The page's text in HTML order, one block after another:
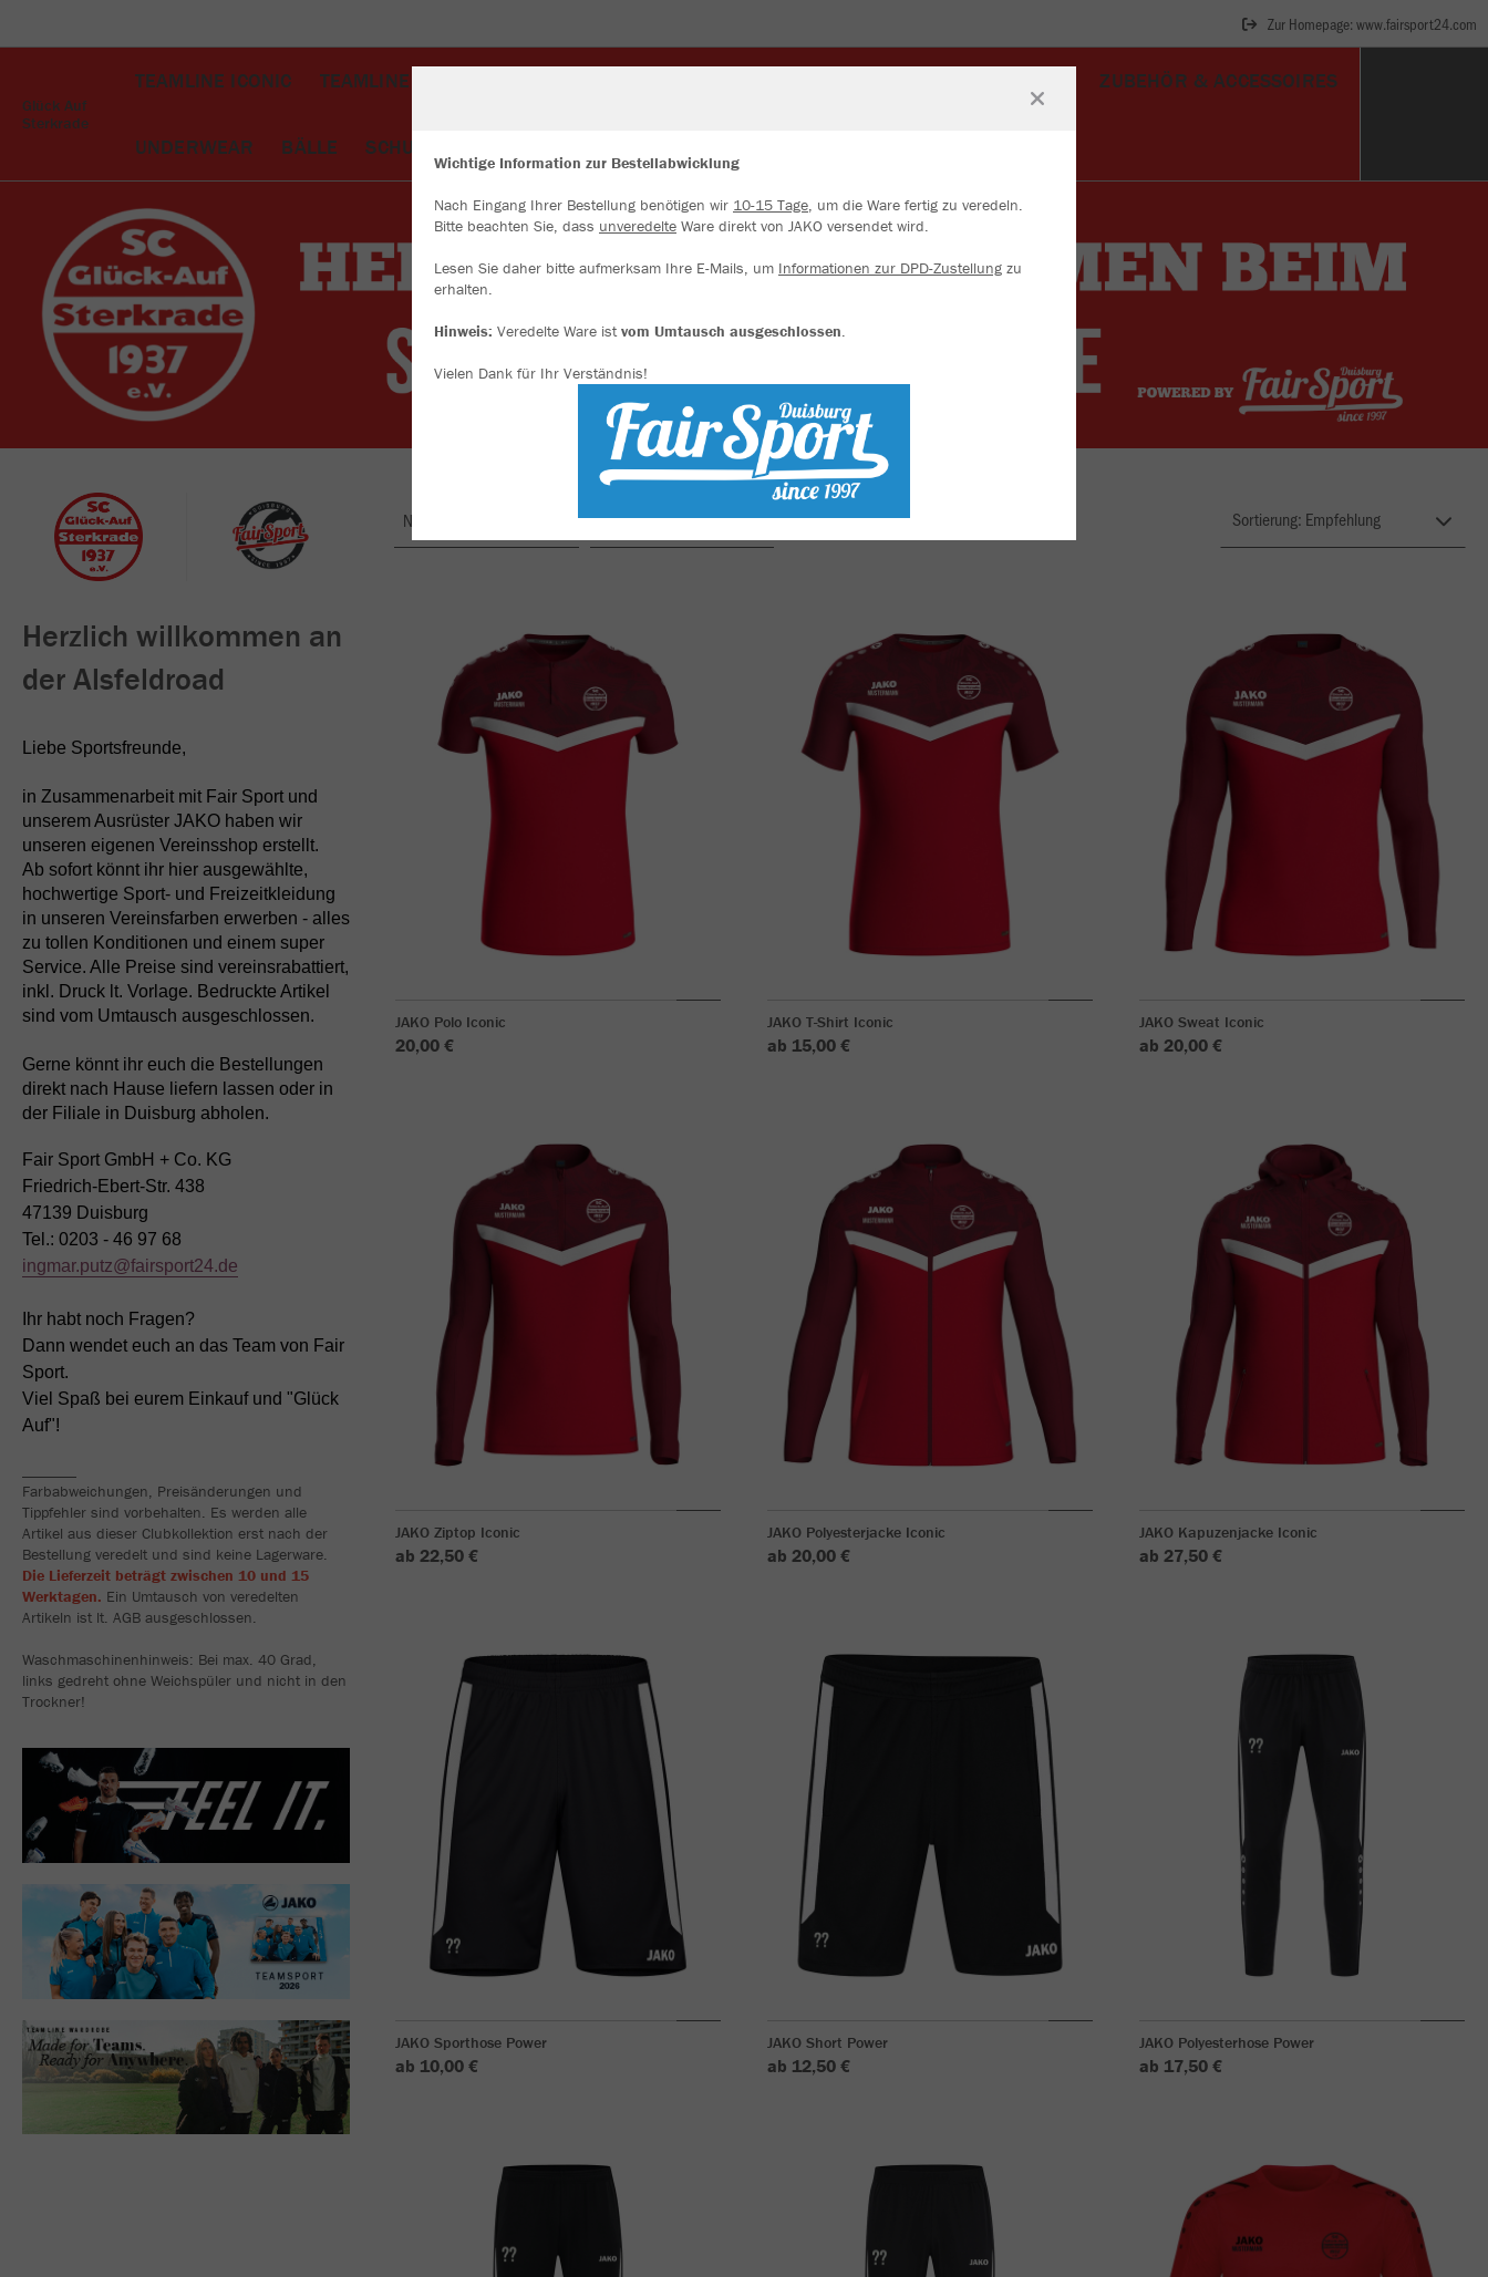
Zur Homepage: www.fairsport24.com
Glück Auf
Sterkrade
TEAMLINE ICONIC TEAMLINE CHALLENGE ZUBEHÖR & ACCESSOIRES
UNDERWEAR BÄLLE SCHUHE
Herzlich willkommen an
der Alsfeldroad
Liebe Sportsfreunde,
in Zusammenarbeit mit Fair Sport und
unserem Ausrüster JAKO haben wir
unseren eigenen Vereinsshop erstellt.
Ab sofort könnt ihr hier ausgewählte,
hochwertige Sport- und Freizeitkleidung
in unseren Vereinsfarben erwerben - alles
zu tollen Konditionen und einem super
Service. Alle Preise sind vereinsrabattiert,
inkl. Druck lt. Vorlage. Bedruckte Artikel
sind vom Umtausch ausgeschlossen.
Gerne könnt ihr euch die Bestellungen
direkt nach Hause liefern lassen oder in
der Filiale in Duisburg abholen.
Fair Sport GmbH + Co. KG
Friedrich-Ebert-Str. 438
47139 Duisburg
Tel.: 0203 - 46 97 68
ingmar.putz@fairsport24.de
Ihr habt noch Fragen?
Dann wendet euch an das Team von Fair
Sport.
Viel Spaß bei eurem Einkauf und "Glück
Auf"!
Farbabweichungen, Preisänderungen und
Tippfehler sind vorbehalten. Es werden alle
Artikel aus dieser Clubkollektion erst nach der
Bestellung veredelt und sind keine Lagerware.
Die Lieferzeit beträgt zwischen 10 und 15
Werktagen. Ein Umtausch von veredelten
Artikeln ist lt. AGB ausgeschlossen.
Waschmaschinenhinweis: Bei max. 40 Grad,
links gedreht ohne Weichspüler und nicht in den
Trockner!
Nachhaltig Farbe
JAKO Polo Iconic
20,00 €
JAKO T-Shirt Iconic
ab 15,00 €
JAKO Sweat Iconic
ab 20,00 €
JAKO Ziptop Iconic
ab 22,50 €
JAKO Polyesterjacke Iconic
ab 20,00 €
JAKO Kapuzenjacke Iconic
ab 27,50 €
JAKO Sporthose Power
ab 10,00 €
JAKO Short Power
ab 12,50 €
JAKO Polyesterhose Power
ab 17,50 €
Wichtige Information zur Bestellabwicklung
Nach Eingang Ihrer Bestellung benötigen wir 10-15 Tage, um die Ware fertig zu veredeln.
Bitte beachten Sie, dass unveredelte Ware direkt von JAKO versendet wird.
Lesen Sie daher bitte aufmerksam Ihre E-Mails, um Informationen zur DPD-Zustellung zu
erhalten.
Hinweis: Veredelte Ware istvom Umtausch ausgeschlossen.
Vielen Dank für Ihr Verständnis!
Wir verwenden Cookies
Durch die Analyse der Besucherdaten können wir dir personalisierte Inhalte
Cookies findest Du in den Einstellungen.
mehr Infos
Datenschutz Impressum